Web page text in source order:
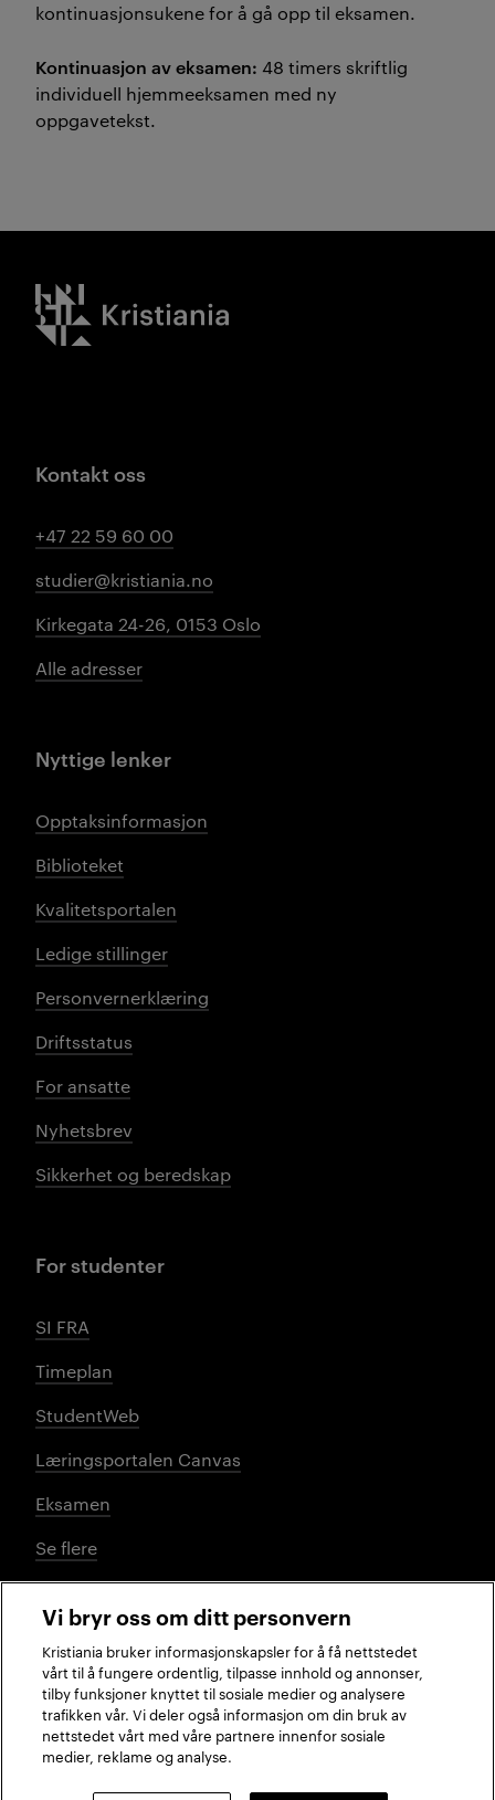
kontinuasjonsukene for å gå opp til eksamen.
Kontinuasjon av eksamen: 48 timers skriftlig
individuell hjemmeeksamen med ny
oppgavetekst.
Kristiania logo
Kontakt oss
+47 22 59 60 00
studier@kristiania.no
Kirkegata 24-26, 0153 Oslo
Alle adresser
Nyttige lenker
Opptaksinformasjon
Biblioteket
Kvalitetsportalen
Ledige stillinger
Personvernerklæring
Driftsstatus
For ansatte
Nyhetsbrev
Sikkerhet og beredskap
For studenter
SI FRA
Timeplan
StudentWeb
Læringsportalen Canvas
Eksamen
Se flere
Sosiale medier
FacebookInstagramLinkedInTikTok
Vi bryr oss om ditt personvern
Kristiania bruker informasjonskapsler for å få nettstedet
vårt til å fungere ordentlig, tilpasse innhold og annonser,
tilby funksjoner knyttet til sosiale medier og analysere
trafikken vår. Vi deler også informasjon om din bruk av
nettstedet vårt med våre partnere innenfor sosiale
medier, reklame og analyse.